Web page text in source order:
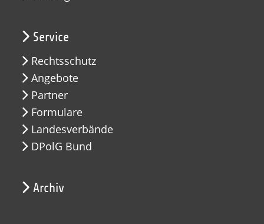
Service
Rechtsschutz
Angebote
Partner
Formulare
Landesverbände
DPolG Bund
Archiv